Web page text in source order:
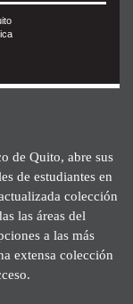
de Quito, abre sus
de estudiantes en
colección
las áreas del
a las más
extensa colección